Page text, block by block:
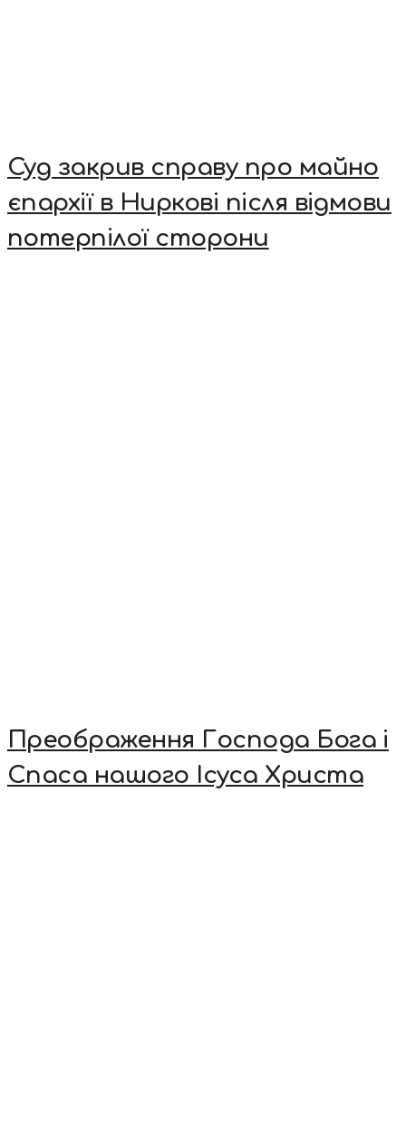
Суд закрив справу про майно
єпархії в Ниркові після відмови
потерпілої сторони
Преображення Господа Бога і
Спаса нашого Ісуса Христа